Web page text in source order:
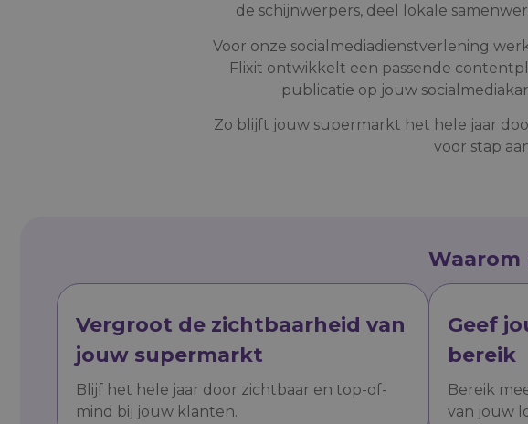
de schijnwerpers, deel lokale
Voor onze socialmediadienstverlening
Flixit ontwikkelt een passende
publicatie op jouw
Zo blijft jouw supermarkt het hele jaar
voor stap
Vergroot de zichtbaarheid van
jouw supermarkt
Blijf het hele jaar door zichtbaar en top-of-
mind bij jouw klanten.
Geef
bereik
Bereik
van jouw